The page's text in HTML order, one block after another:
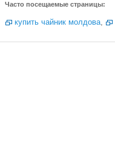
Часто посещаемые страницы:
купить чайник молдова,